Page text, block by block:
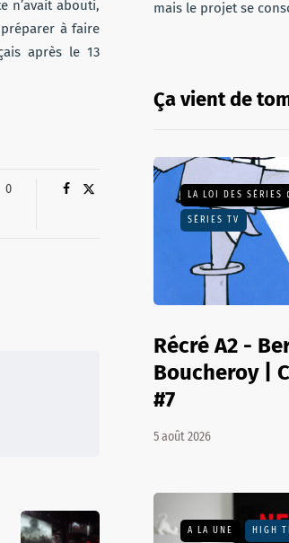
n’avait abouti,
à faire
après le 13
0
mais le projet se
Ça vient de
LA LOI DES SÉRIES
SÉRIES TV
Récré A2 -
Boucheroy |
#7
5 août 2026
A LA UNE HIGH